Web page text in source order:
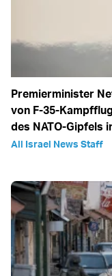
Premierminister
von F-35-
des NATO-Gipfels
All Israel News Staff